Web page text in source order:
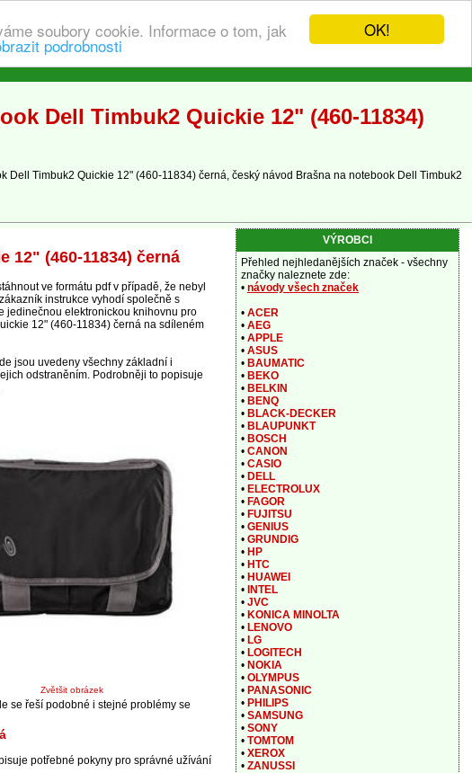
OK!
soubory cookie. Informace o tom, jak
podrobnosti
Dell Timbuk2 Quickie 12" (460-11834)
Timbuk2 Quickie 12" (460-11834) černá, český návod Brašna na notebook Dell Timbuk2
12" (460-11834) černá
ve formátu pdf v případě, že nebyl
instrukce vyhodí společně s
jedinečnou elektronickou knihovnu pro
12" (460-11834) černá na sdíleném
jsou uvedeny všechny základní i
odstraněním. Podrobněji to popisuje
Zvětšit obrázek
se řeší podobné i stejné problémy se
potřebné pokyny pro správné užívání
VÝROBCI
Přehled nejhledanějších značek - všechny
značky naleznete zde:
• návody všech značek
• ACER
• AEG
• APPLE
• ASUS
• BAUMATIC
• BEKO
• BELKIN
• BENQ
• BLACK-DECKER
• BLAUPUNKT
• BOSCH
• CANON
• CASIO
• DELL
• ELECTROLUX
• FAGOR
• FUJITSU
• GENIUS
• GRUNDIG
• HP
• HTC
• HUAWEI
• INTEL
• JVC
• KONICA MINOLTA
• LENOVO
• LG
• LOGITECH
• NOKIA
• OLYMPUS
• PANASONIC
• PHILIPS
• SAMSUNG
• SONY
• TOMTOM
• XEROX
• ZANUSSI